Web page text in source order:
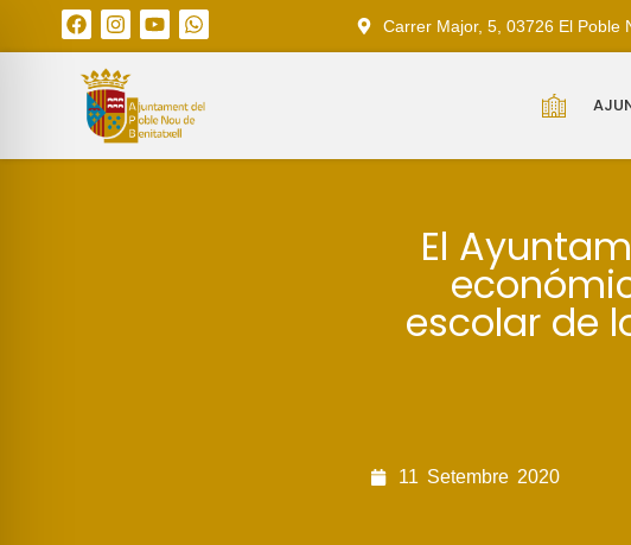
Carrer Major, 5, 03726 El Poble
El
escolar de
11 Setembre 2020